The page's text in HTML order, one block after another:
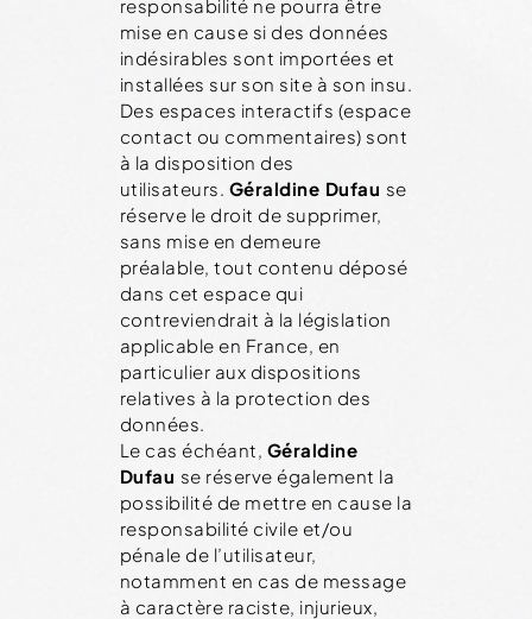
responsabilité ne pourra être
mise en cause si des données
indésirables sont importées et
installées sur son site à son insu.
Des espaces interactifs (espace
contact ou commentaires) sont
à la disposition des
utilisateurs. Géraldine Dufau se
réserve le droit de supprimer,
sans mise en demeure
préalable, tout contenu déposé
dans cet espace qui
contreviendrait à la législation
applicable en France, en
particulier aux dispositions
relatives à la protection des
données.
Le cas échéant, Géraldine
Dufau se réserve également la
possibilité de mettre en cause la
responsabilité civile et/ou
pénale de l’utilisateur,
notamment en cas de message
à caractère raciste, injurieux,